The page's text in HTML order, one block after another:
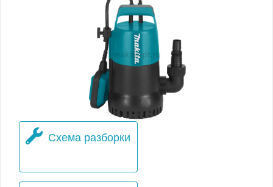
Схема разборки